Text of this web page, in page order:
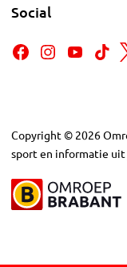
Social
Copyright © 2026
sport en informatie